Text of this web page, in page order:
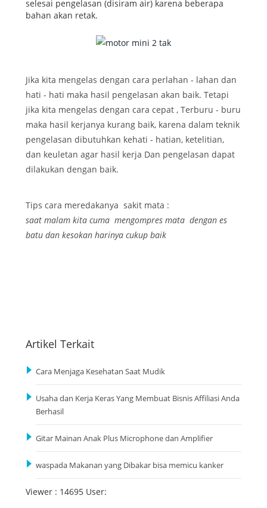
selesai pengelasan (disiram air) karena beberapa
bahan akan retak.
Jika kita mengelas dengan cara perlahan - lahan dan
hati - hati maka hasil pengelasan akan baik. Tetapi
jika kita mengelas dengan cara cepat , Terburu - buru
maka hasil kerjanya kurang baik, karena dalam teknik
pengelasan dibutuhkan kehati - hatian, ketelitian,
dan keuletan agar hasil kerja Dan pengelasan dapat
dilakukan dengan baik.
Tips cara meredakanya sakit mata :
saat malam kita cuma mengompres mata dengan es
batu dan kesokan harinya cukup baik
Artikel Terkait
Cara Menjaga Kesehatan Saat Mudik
Usaha dan Kerja Keras Yang Membuat Bisnis Affiliasi Anda
Berhasil
Gitar Mainan Anak Plus Microphone dan Amplifier
waspada Makanan yang Dibakar bisa memicu kanker
Viewer : 14695 User: